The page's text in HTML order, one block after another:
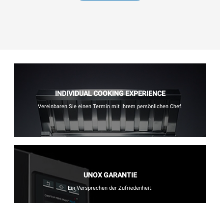
INDIVIDUAL COOKING EXPERIENCE
Vereinbaren Sie einen Termin mit Ihrem persönlichen Chef.
UNOX GARANTIE
Ein Versprechen der Zufriedenheit.